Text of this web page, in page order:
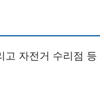
고 자전거 수리점 등